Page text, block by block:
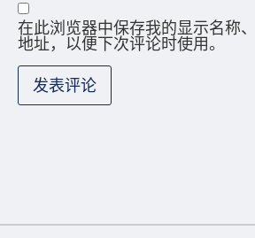
在此浏览器中保存我的显示名称
地址，以便下次评论时使用。